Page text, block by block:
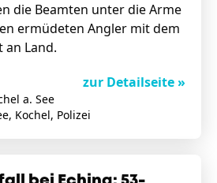
die Beamten unter die Arme
ermüdeten Angler mit dem
an Land.
zur Detailseite »
a. See
Kochel, Polizei